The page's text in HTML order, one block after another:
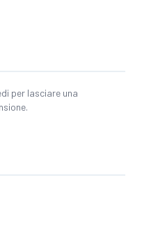
per lasciare una